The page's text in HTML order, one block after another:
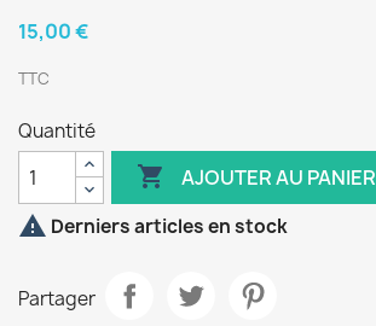
15,00 €
TTC
Quantité
 AJOUTER AU PANIER
 Derniers articles en stock
Partager